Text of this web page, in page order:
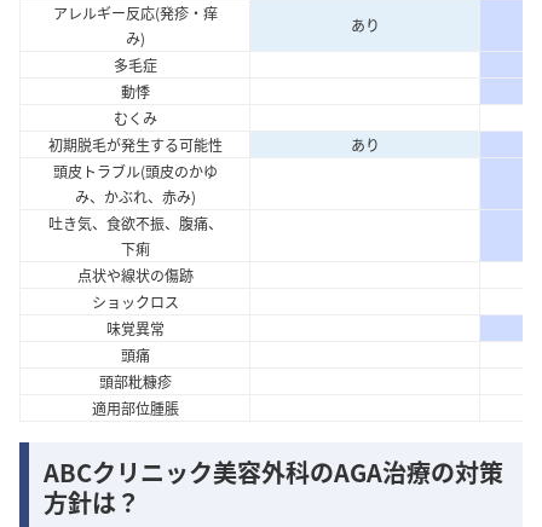
アレルギー反応(発疹・痒
み)
あり
多毛症
動悸
むくみ
初期脱毛が発生する可能性
あり
頭皮トラブル(頭皮のかゆ
み、かぶれ、赤み)
吐き気、食欲不振、腹痛、
下痢
点状や線状の傷跡
ショックロス
味覚異常
頭痛
頭部粃糠疹
適用部位腫脹
ABCクリニック美容外科のAGA治療の対策
方針は？